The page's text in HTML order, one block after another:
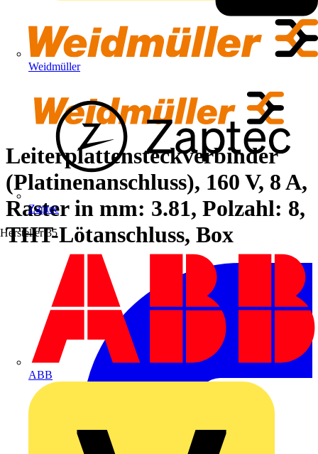
Weidmüller
Zaptec
Hersteller 35
ABB
Leiterplattensteckverbinder
(Platinenanschluss), 160 V, 8 A,
Raster in mm: 3.81, Polzahl: 8,
THT-Lötanschluss, Box